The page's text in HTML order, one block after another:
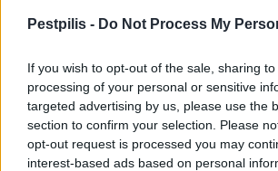
Pestpilis - Do Not Process My
If you wish to opt-out of the sale, sharing
processing of your personal or sensitive
targeted advertising by us, please use the
section to confirm your selection. Please
opt-out request is processed you may
interest-based ads based on personal
Új gyalogosátkelők és
Másfélszeresére
Hódmezővásárhely jó
iskoláját